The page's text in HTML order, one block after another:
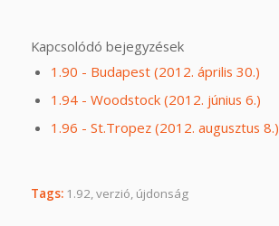
Kapcsolódó bejegyzések
1.90 - Budapest (2012. április 30.)
1.94 - Woodstock (2012. június 6.)
1.96 - St.Tropez (2012. augusztus 8.)
Tags: 1.92,verzió, újdonság